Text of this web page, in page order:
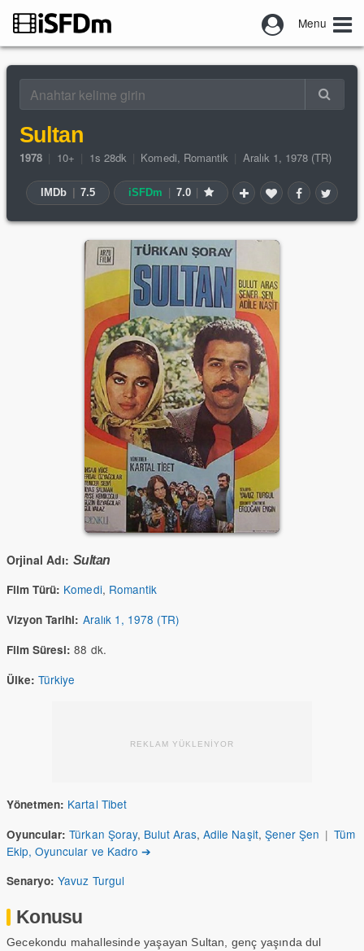
Menu
Sultan
1978 10+ 1s 28dk Komedi, Romantik Aralık 1, 1978 (TR)
IMDb 7.5 iSFDm 7.0
Orjinal Adı: Sultan
Film Türü: Komedi, Romantik
Vizyon Tarihi: Aralık 1, 1978 (TR)
Film Süresi: 88 dk.
Ülke: Türkiye
REKLAM YÜKLENİYOR
Yönetmen: Kartal Tibet
Oyuncular: Türkan Şoray, Bulut Aras,Adile Naşit, Şener Şen | Tüm
Ekip, Oyuncular ve Kadro ➔
Senaryo: Yavuz Turgul
Konusu
Gecekondu mahallesinde yaşayan Sultan, genç yaşında dul